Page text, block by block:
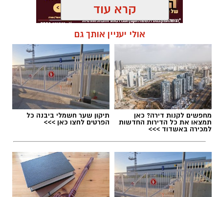
.
קרא עוד
אולי יעניין אותך גם
מחפשים לקנות דירה? כאן
תמצאו את כל הדירות החדשות
למכירה באשדוד >>>
תיקון שער חשמלי ביבנה כל
הפרטים לחצו כאן >>>